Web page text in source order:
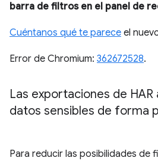
barra de filtros en el panel de
Cuéntanos qué te parece el
Error de Chromium: 362672528.
Las exportaciones de HAR
datos sensibles de forma
Para reducir las posibilidades de